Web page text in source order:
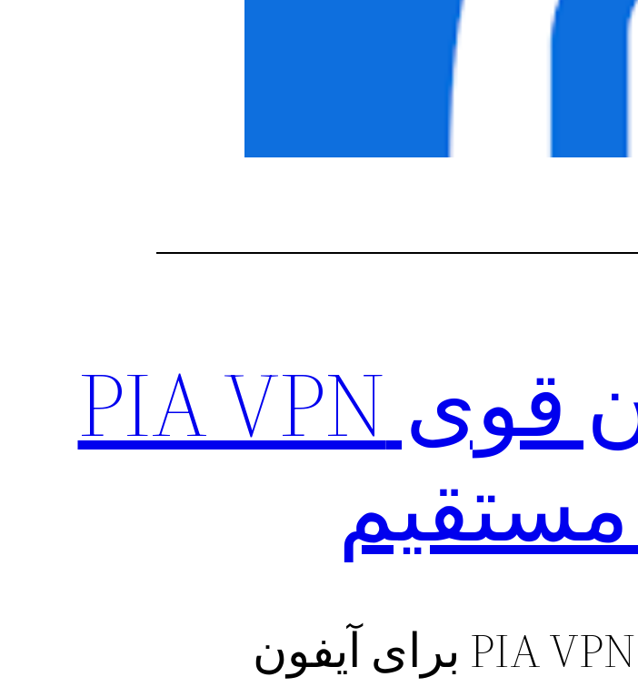
نصب وی پی ان قوی PIA VPN
مستقیم